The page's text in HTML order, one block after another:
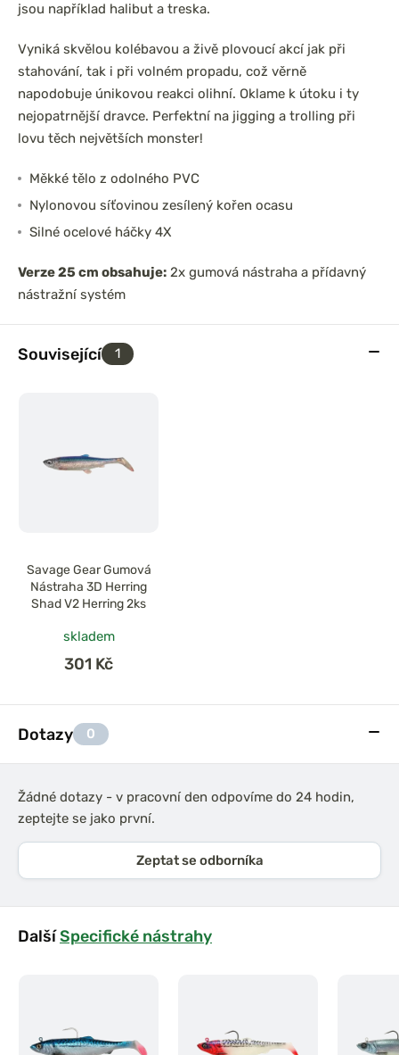
jsou například halibut a treska.
Vyniká skvělou kolébavou a živě plovoucí akcí jak při
stahování, tak i při volném propadu, což věrně
napodobuje únikovou reakci olihní. Oklame k útoku i ty
nejopatrnější dravce. Perfektní na jigging a trolling při
lovu těch největších monster!
Měkké tělo z odolného PVC
Nylonovou síťovinou zesílený kořen ocasu
Silné ocelové háčky 4X
Verze 25 cm obsahuje: 2x gumová nástraha a přídavný
nástražní systém
Související 1
Savage Gear Gumová
Nástraha 3D Herring
Shad V2 Herring 2ks
skladem
301 Kč
Dotazy 0
Žádné dotazy - v pracovní den odpovíme do 24 hodin,
zeptejte se jako první.
Zeptat se odborníka
DalšíSpecifické nástrahy